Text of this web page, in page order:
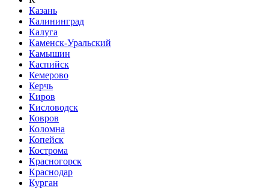
Казань
Калининград
Калуга
Каменск-Уральский
Камышин
Каспийск
Кемерово
Керчь
Киров
Кисловодск
Ковров
Коломна
Копейск
Кострома
Красногорск
Краснодар
Курган